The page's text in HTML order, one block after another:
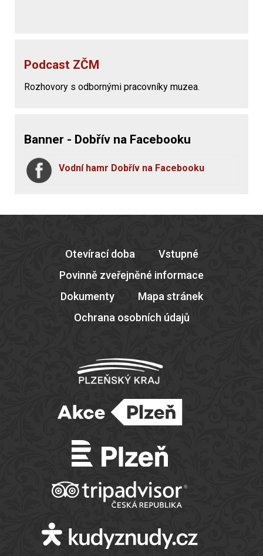
Podcast ZČM
Rozhovory s odbornými pracovníky muzea.
Banner - Dobřív na Facebooku
Vodní hamr Dobřív na Facebooku
Otevírací doba
Vstupné
Povinně zveřejněné informace
Dokumenty
Mapa stránek
Ochrana osobních údajů